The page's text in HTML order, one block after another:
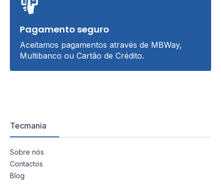
Pagamento seguro
Aceitamos pagamentos através de MBWay,
Multibanco ou Cartão de Crédito.
Tecmania
Sobre nós
Contactos
Blog